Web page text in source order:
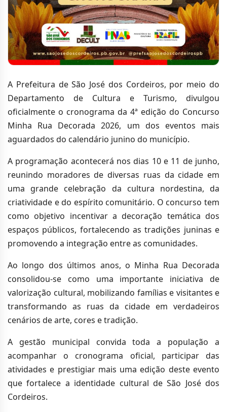
A Prefeitura de São José dos Cordeiros, por meio do
Departamento de Cultura e Turismo, divulgou
oficialmente o cronograma da 4ª edição do Concurso
Minha Rua Decorada 2026, um dos eventos mais
aguardados do calendário junino do município.
A programação acontecerá nos dias 10 e 11 de junho,
reunindo moradores de diversas ruas da cidade em
uma grande celebração da cultura nordestina, da
criatividade e do espírito comunitário. O concurso tem
como objetivo incentivar a decoração temática dos
espaços públicos, fortalecendo as tradições juninas e
promovendo a integração entre as comunidades.
Ao longo dos últimos anos, o Minha Rua Decorada
consolidou-se como uma importante iniciativa de
valorização cultural, mobilizando famílias e visitantes e
transformando as ruas da cidade em verdadeiros
cenários de arte, cores e tradição.
A gestão municipal convida toda a população a
acompanhar o cronograma oficial, participar das
atividades e prestigiar mais uma edição deste evento
que fortalece a identidade cultural de São José dos
Cordeiros.